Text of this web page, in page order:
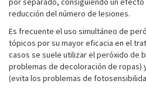
reducción del número de lesiones.
Es frecuente el uso simultáneo de
tópicos por su mayor eficacia en el
casos se suele utilizar el peróxido de
problemas de decoloración de ropas)
(evita los problemas de